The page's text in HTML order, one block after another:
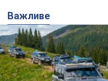
"Джипінг руйнує
сотні років": у
У високогір'ї розташовані